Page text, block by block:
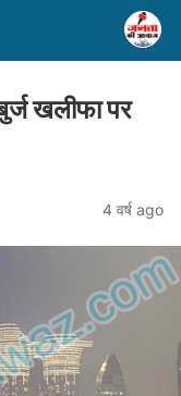
खलीफा पर
4 वर्ष ago